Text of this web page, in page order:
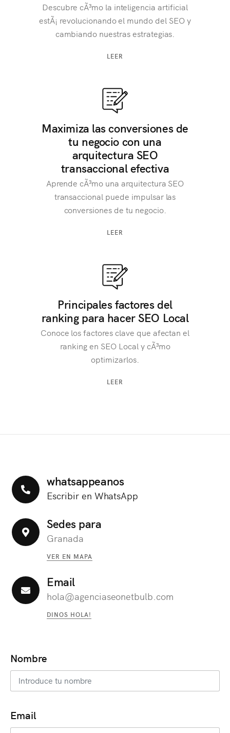
Descubre cÃ³mo la inteligencia artificial
estÃ¡ revolucionando el mundo del SEO y
cambiando nuestras estrategias.
LEER
Maximiza las conversiones de
tu negocio con una
arquitectura SEO
transaccional efectiva
Aprende cÃ³mo una arquitectura SEO
transaccional puede impulsar las
conversiones de tu negocio.
LEER
Principales factores del
ranking para hacer SEO Local
Conoce los factores clave que afectan el
ranking en SEO Local y cÃ³mo
optimizarlos.
LEER
whatsappeanos
Escribir en WhatsApp
Sedes para
Granada
VER EN MAPA
Email
hola@agenciaseonetbulb.com
DINOS HOLA!
Nombre
Email